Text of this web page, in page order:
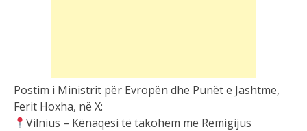
Postim i Ministrit për Evropën dhe Punët e Jashtme,
Ferit Hoxha, në X:
Vilnius – Kënaqësi të takohem me Remigijus